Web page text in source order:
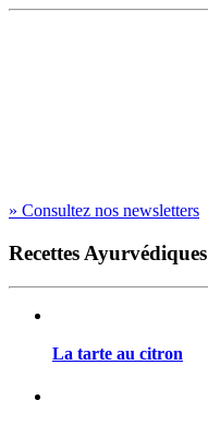
» Consultez nos newsletters
Recettes Ayurvédiques
La tarte au citron